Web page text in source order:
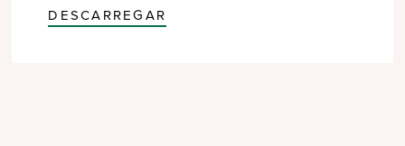
DESCARREGAR